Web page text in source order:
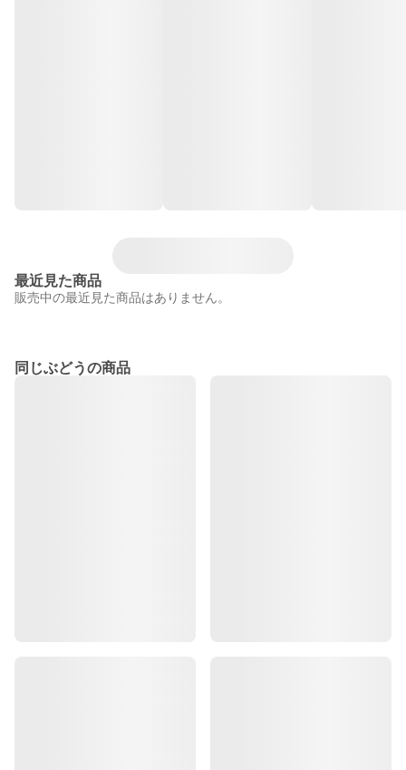
最近見た商品
販売中の最近見た商品はありません。
同じぶどうの商品